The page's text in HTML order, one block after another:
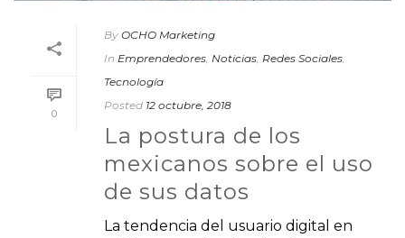
0
By OCHO Marketing
In Emprendedores Noticias Redes Sociales
Tecnología
Posted 12 octubre, 2018
La postura de los
mexicanos sobre el uso
de sus datos
La tendencia del usuario digital en